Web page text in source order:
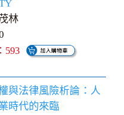
林
593
與法律風險析論：人
時代的來臨